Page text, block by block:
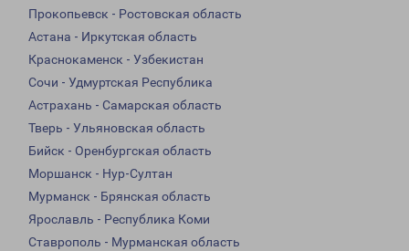
Прокопьевск - Ростовская область
Астана - Иркутская область
Краснокаменск - Узбекистан
Сочи - Удмуртская Республика
Астрахань - Самарская область
Тверь - Ульяновская область
Бийск - Оренбургская область
Моршанск - Нур-Султан
Мурманск - Брянская область
Ярославль - Республика Коми
Ставрополь - Мурманская область